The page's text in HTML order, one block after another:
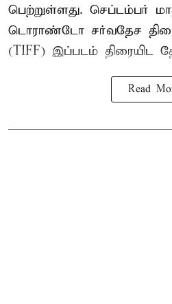
பெற்றுள்ளது. செப்டம்பர்
டொராண்டோ சர்வதேச
(TIFF) இப்படம் திரையிட
Read